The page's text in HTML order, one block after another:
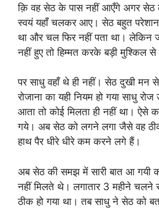
क़ि वह सेठ के पास नहीं आएँगे अगर सेठ
स्वयं यहाँ चलकर आए। सेठ बहुत परेशान
था और चल फिर नहीं पता था। लेकिन
नहीं हुए तो हिम्मत करके बड़ी मुश्किल
पर साधु वहाँ थे ही नहीं। सेठ दुखी मन
रोजाना का यही नियम हो गया साधु
आता तो कोई मिलता ही नहीं था।
गये। अब सेठ को लगने लगा जैसे वह
हाथ पैर धीरे धीरे कम करने लगे हैं।
अब सेठ की समझ में सारी बात आ गयी
नहीं मिलते थे। लगातार 3 महीने चलने
ठीक हो गया था। तब साधु ने सेठ को